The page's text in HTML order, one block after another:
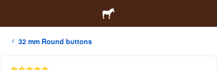
32 mm Round buttons